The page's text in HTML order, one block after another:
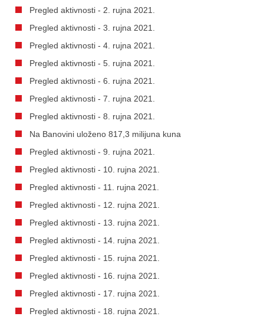
Pregled aktivnosti - 2. rujna 2021.
Pregled aktivnosti - 3. rujna 2021.
Pregled aktivnosti - 4. rujna 2021.
Pregled aktivnosti - 5. rujna 2021.
Pregled aktivnosti - 6. rujna 2021.
Pregled aktivnosti - 7. rujna 2021.
Pregled aktivnosti - 8. rujna 2021.
Na Banovini uloženo 817,3 milijuna kuna
Pregled aktivnosti - 9. rujna 2021.
Pregled aktivnosti - 10. rujna 2021.
Pregled aktivnosti - 11. rujna 2021.
Pregled aktivnosti - 12. rujna 2021.
Pregled aktivnosti - 13. rujna 2021.
Pregled aktivnosti - 14. rujna 2021.
Pregled aktivnosti - 15. rujna 2021.
Pregled aktivnosti - 16. rujna 2021.
Pregled aktivnosti - 17. rujna 2021.
Pregled aktivnosti - 18. rujna 2021.